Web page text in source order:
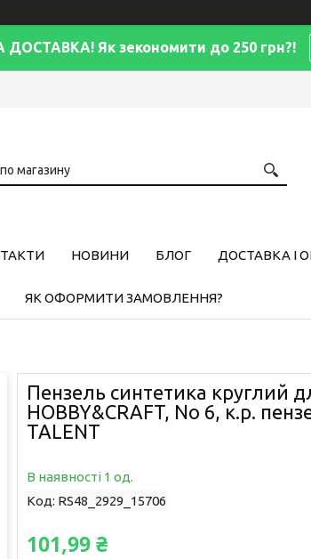
Як зекономити до 250 грн?!
НОВИНИ БЛОГ ДОСТАВКА І
ЯК ОФОРМИТИ ЗАМОВЛЕННЯ?
Пензель синтетика круглий
HOBBY&CRAFT, No 6, к.р.
TALENT
В наявності 1 од.
Код: RS48_2929_15706
101,99 ₴